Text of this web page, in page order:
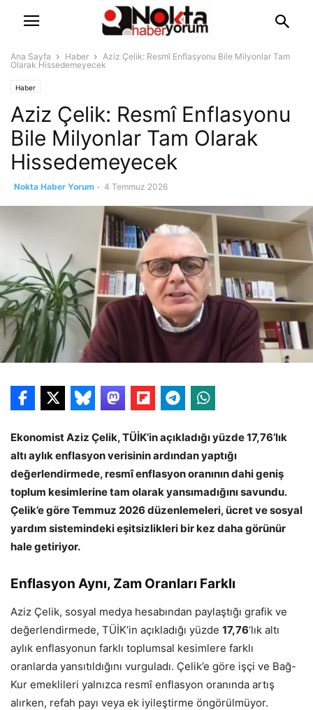
Ana Sayfa Haber
Aziz Çelik: Resmî Enflasyonu Bile Milyonlar Tam
Olarak Hissedemeyecek
Haber
Aziz Çelik: Resmî Enflasyonu
Bile Milyonlar Tam Olarak
Hissedemeyecek
Nokta Haber Yorum - 4 Temmuz 2026
Ekonomist Aziz Çelik, TÜİK’in açıkladığı yüzde 17,76’lık
altı aylık enflasyon verisinin ardından yaptığı
değerlendirmede, resmî enflasyon oranının dahi geniş
toplum kesimlerine tam olarak yansımadığını savundu.
Çelik’e göre Temmuz 2026 düzenlemeleri, ücret ve sosyal
yardım sistemindeki eşitsizlikleri bir kez daha görünür
hale getiriyor.
Enflasyon Aynı, Zam Oranları Farklı
Aziz Çelik, sosyal medya hesabından paylaştığı grafik ve
değerlendirmede, TÜİK’in açıkladığı yüzde 17,76‘lık altı
aylık enflasyonun farklı toplumsal kesimlere farklı
oranlarda yansıtıldığını vurguladı. Çelik’e göre işçi ve Bağ-
Kur emeklileri yalnızca resmî enflasyon oranında artış
alırken, refah payı veya ek iyileştirme öngörülmüyor.